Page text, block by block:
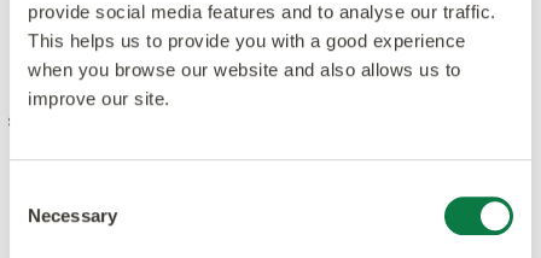
provide social media features and to analyse our traffic.
This helps us to provide you with a good experience
when you browse our website and also allows us to
improve our site.
Selection
Necessary
Notre philosophie est de combiner créativité et
innovation avec les plus hauts niveaux de qualité -
conception, fabrication, pour les produits et les
services. Nous nous sommes engagés à respecter les
ou dépassent les normes standards mondiales.